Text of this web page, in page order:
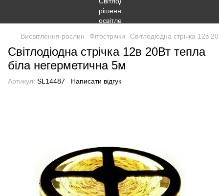
Висвітлення рослин Фітострічки Світлодіодна стрічка 12в
Світлодіодна стрічка 12в 20Вт тепла
біла негерметична 5м
Артикул: SL14487 Написати відгук